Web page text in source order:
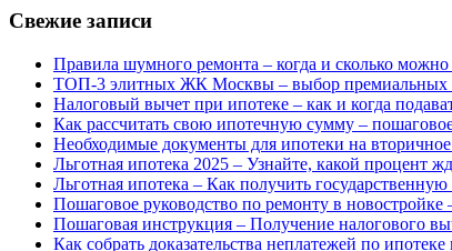
Свежие записи
Правила шумного ремонта – когда и сколько
ТОП-3 элитных ЖК Москвы – выбор премиальных
Налоговый вычет при ипотеке – как и когда
Как рассчитать свою ипотечную сумму –
Необходимые документы для ипотеки на
Льготная ипотека 2025 – Узнайте, какой процент
Льготная ипотека – Как получить
Пошаговое руководство по ремонту в новостройке
Пошаговая инструкция – Получение налогового
Как собрать доказательства неплатежей по